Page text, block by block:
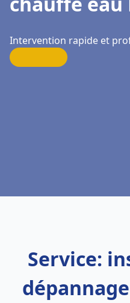
Intervention rapide et
Service: